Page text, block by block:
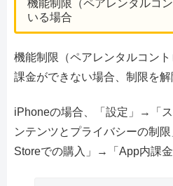
機能制限（ペアレンタルコ
いる場合
機能制限（ペアレンタルコン
課金ができない場合、制限を解
iPhoneの場合、「設定」→「
ンテンツとプライバシーの制
Storeでの購入」→「App内課金